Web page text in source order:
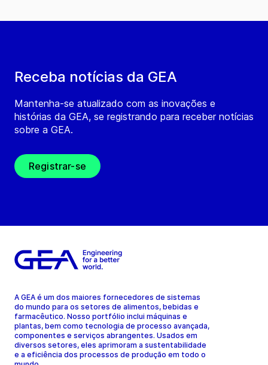
Receba notícias da GEA
Mantenha-se atualizado com as inovações e
histórias da GEA, se registrando para receber notícias
sobre a GEA.
Registrar-se
A GEA é um dos maiores fornecedores de sistemas
do mundo para os setores de alimentos, bebidas e
farmacêutico. Nosso portfólio inclui máquinas e
plantas, bem como tecnologia de processo avançada,
componentes e serviços abrangentes. Usados em
diversos setores, eles aprimoram a sustentabilidade
e a eficiência dos processos de produção em todo o